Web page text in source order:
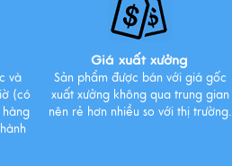
và
(có
Giá xuất xưởng
Sản phẩm được bán với giá gốc
xuất xưởng không qua trung gian
nên rẻ hơn nhiều so với thị trường.